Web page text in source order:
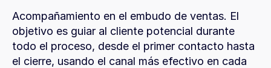
Acompañamiento en el embudo de ventas. El
objetivo es guiar al cliente potencial durante
todo el proceso, desde el primer contacto hasta
el cierre, usando el canal más efectivo en cada